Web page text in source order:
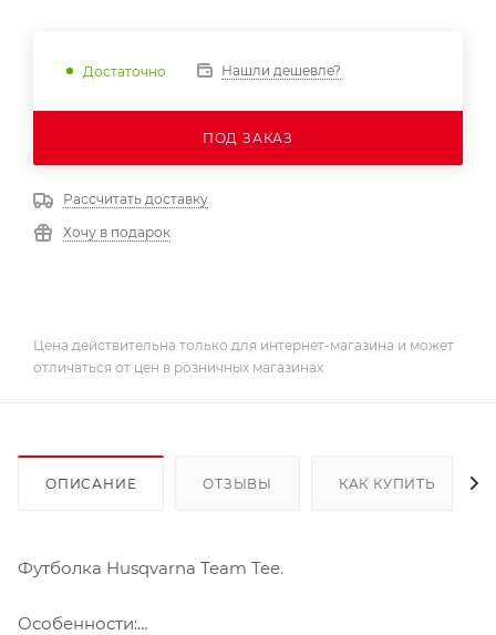
Достаточно Нашли дешевле?
ПОД ЗАКАЗ
Рассчитать доставку
Хочу в подарок
Цена действительна только для интернет-магазина и может
отличаться от цен в розничных магазинах
ОПИСАНИЕ ОТЗЫВЫ КАК КУПИТЬ
Футболка Husqvarna Team Tee.
Особенности: